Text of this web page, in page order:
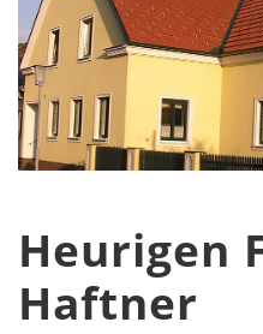
Heurigen
Haftner